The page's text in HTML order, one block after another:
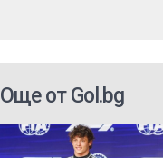
Още от Gol.bg